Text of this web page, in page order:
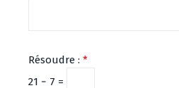
Résoudre : *
21 − 7 =